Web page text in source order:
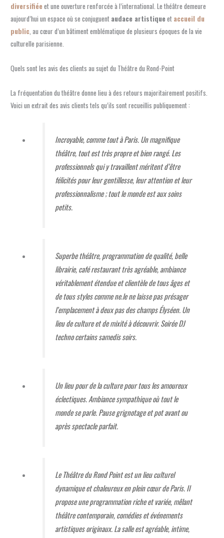
diversifiéeet une ouverture renforcée à l’international. Le théâtre demeure
aujourd’hui un espace où se conjuguent audace artistiqueet accueil du
public , au cœur d’un bâtiment emblématique de plusieurs époques de la vie
culturelle parisienne.
Quels sont les avis des clients au sujet du Théâtre du Rond-Point
La fréquentation du théâtre donne lieu à des retours majoritairement positifs.
Voici un extrait des avis clients tels qu’ils sont recueillis publiquement :
Incroyable, comme tout à Paris. Un magnifique
théâtre, tout est très propre et bien rangé. Les
professionnels qui y travaillent méritent d’être
félicités pour leur gentillesse, leur attention et leur
professionnalisme ; tout le monde est aux soins
petits.
Superbe théâtre, programmation de qualité, belle
librairie, café restaurant très agréable, ambiance
véritablement étendue et clientèle de tous âges et
de tous styles comme ne.le ne laisse pas présager
l’emplacement à deux pas des champs Élyséen. Un
lieu de culture et de mixité à découvrir. Soirée DJ
techno certains samedis soirs.
Un lieu pour de la culture pour tous les amoureux
éclectiques. Ambiance sympathique où tout le
monde se parle. Pause grignotage et pot avant ou
après spectacle parfait.
Le Théâtre du Rond Point est un lieu culturel
dynamique et chaleureux en plein cœur de Paris. Il
propose une programmation riche et variée, mêlant
théâtre contemporain, comédies et événements
artistiques originaux. La salle est agréable, intime,